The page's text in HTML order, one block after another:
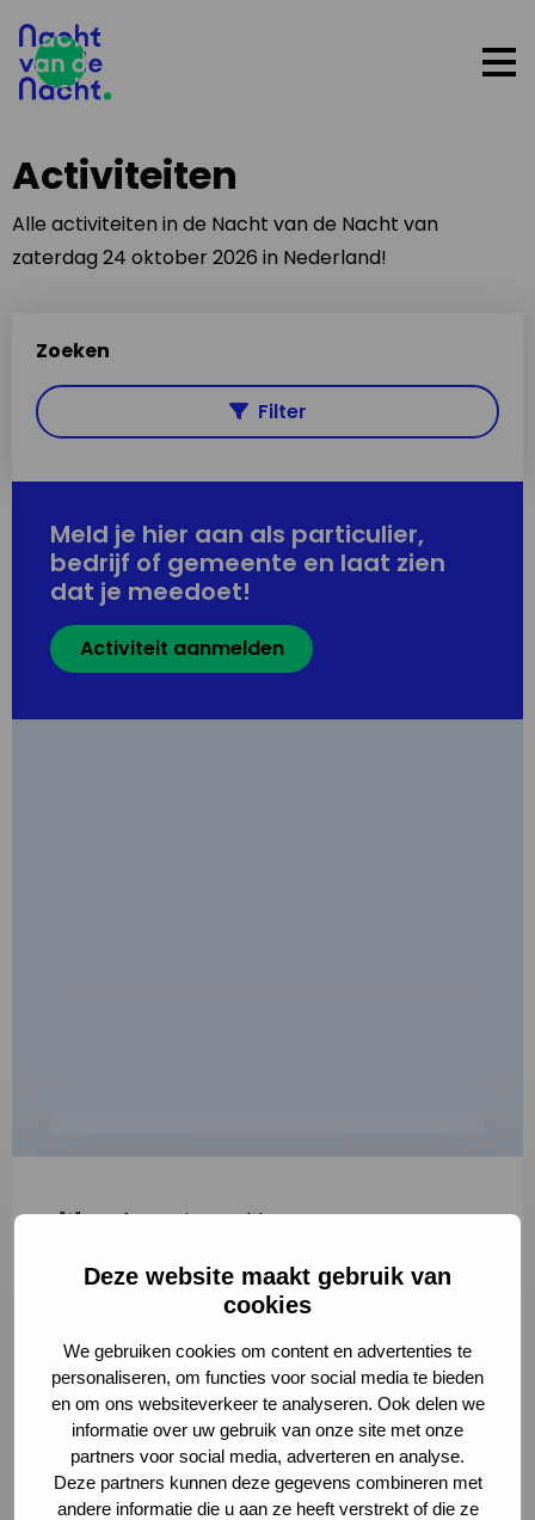
Deze website maakt gebruik van
cookies
We gebruiken cookies om content en advertenties te
personaliseren, om functies voor social media te bieden
en om ons websiteverkeer te analyseren. Ook delen we
informatie over uw gebruik van onze site met onze
partners voor social media, adverteren en analyse.
Deze partners kunnen deze gegevens combineren met
andere informatie die u aan ze heeft verstrekt of die ze
Activiteiten
Alle activiteiten in de Nacht van de Nacht van
zaterdag 24 oktober 2026 in Nederland!
Zoeken
Filter
Meld je hier aan als particulier,
bedrijf of gemeente en laat zien
dat je meedoet!
Activiteit aanmelden
"*" geeft vereiste velden aan
2
Volledige omschrijving*